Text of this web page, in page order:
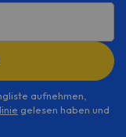
aufnehmen,
gelesen haben und